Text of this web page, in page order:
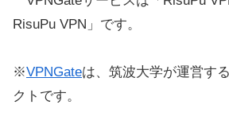
RisuPu VPN」です。
※VPNGateは、筑波大学が運営す
クトです。